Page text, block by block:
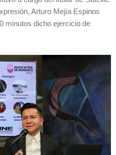
Arturo Mejía Espinos
minutos dicho ejercicio de